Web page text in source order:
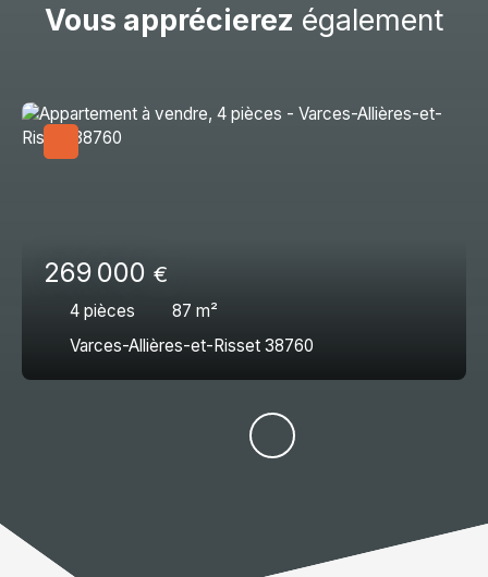
Vous apprécierez également
269 000 €
4 pièces 87 m²
Varces-Allières-et-Risset 38760